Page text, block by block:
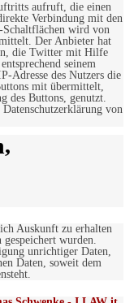
aufruft, die einen
Verbindung mit den
wird von
Der Anbieter hat
die Twitter mit Hilfe
seinem
Adresse des Nutzers die
mit übermittelt,
des Buttons, genutzt.
von
Auskunft zu erhalten
gespeichert wurden.
unrichtiger Daten,
Daten, soweit dem